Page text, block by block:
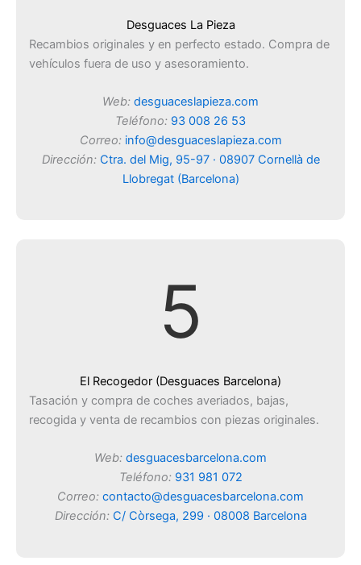
Desguaces La Pieza
Recambios originales y en perfecto estado. Compra de
vehículos fuera de uso y asesoramiento.
Web: desguaceslapieza.com
Teléfono: 93 008 26 53
Correo: info@desguaceslapieza.com
Dirección: Ctra. del Mig, 95-97 · 08907 Cornellà de
Llobregat (Barcelona)
5
El Recogedor (Desguaces Barcelona)
Tasación y compra de coches averiados, bajas,
recogida y venta de recambios con piezas originales.
Web: desguacesbarcelona.com
Teléfono: 931 981 072
Correo: contacto@desguacesbarcelona.com
Dirección: C/ Còrsega, 299 · 08008 Barcelona